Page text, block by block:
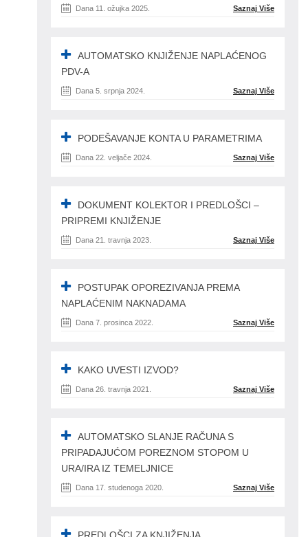
Dana 11. ožujka 2025. Saznaj Više
AUTOMATSKO KNJIŽENJE NAPLAĆENOG
PDV-A
Dana 5. srpnja 2024. Saznaj Više
PODEŠAVANJE KONTA U PARAMETRIMA
Dana 22. veljače 2024. Saznaj Više
DOKUMENT KOLEKTOR I PREDLOŠCI –
PRIPREMI KNJIŽENJE
Dana 21. travnja 2023. Saznaj Više
POSTUPAK OPOREZIVANJA PREMA
NAPLAĆENIM NAKNADAMA
Dana 7. prosinca 2022. Saznaj Više
KAKO UVESTI IZVOD?
Dana 26. travnja 2021. Saznaj Više
AUTOMATSKO SLANJE RAČUNA S
PRIPADAJUĆOM POREZNOM STOPOM U
URA/IRA IZ TEMELJNICE
Dana 17. studenoga 2020. Saznaj Više